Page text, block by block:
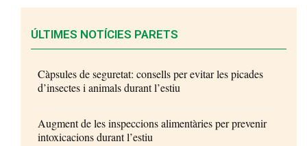
ÚLTIMES NOTÍCIES PARETS
Càpsules de seguretat: consells per evitar les picades
d’insectes i animals durant l’estiu
Augment de les inspeccions alimentàries per prevenir
intoxicacions durant l’estiu